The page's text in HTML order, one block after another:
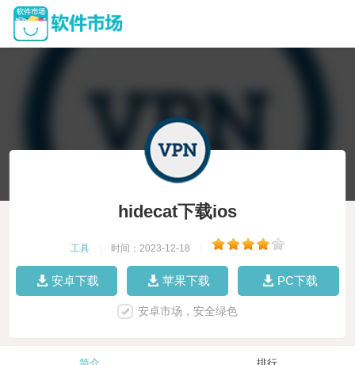
hidecat下载ios
工具 时间：2023-12-18
安卓下载 苹果下载 PC下载
安卓市场，安全绿色